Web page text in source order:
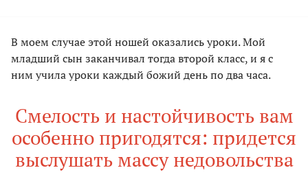
В моем случае этой ношей оказались уроки. Мой
младший сын заканчивал тогда второй класс, и я с
ним учила уроки каждый божий день по два часа.
Смелость и настойчивость вам
особенно пригодятся: придется
выслушать массу недовольства